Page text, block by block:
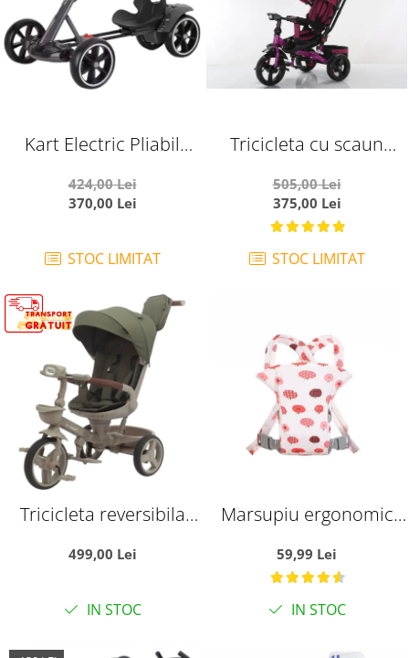
Kart Electric Pliabil
Negru
424,00 Lei
370,00 Lei
STOC LIMITAT
Tricicleta cu scaun
somn, SL02 - Mov
505,00 Lei
375,00 Lei
STOC LIMITAT
Tricicleta reversibila
pozitie de somn, roti
lumini
499,00 Lei
IN STOC
Marsupiu ergonomic
bebelusi, Pink Fruits, alb
cu roz
59,99 Lei
IN STOC